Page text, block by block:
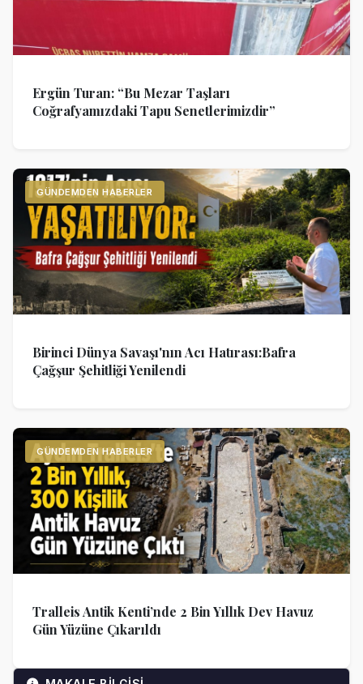
Ergün Turan: “Bu Mezar Taşları
Coğrafyamızdaki Tapu Senetlerimizdir”
GÜNDEMDEN HABERLER
Birinci Dünya Savaşı'nın Acı Hatırası:Bafra
Çağşur Şehitliği Yenilendi
GÜNDEMDEN HABERLER
Tralleis Antik Kenti’nde 2 Bin Yıllık Dev Havuz
Gün Yüzüne Çıkarıldı